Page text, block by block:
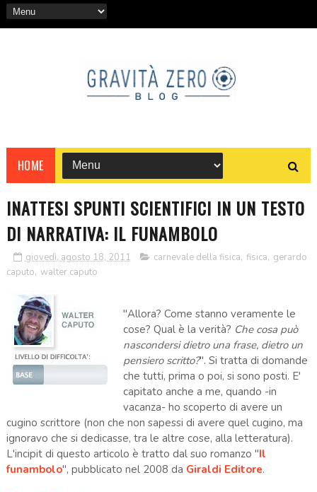
HOME
INATTESI SPUNTI SCIENTIFICI IN UN TESTO
DI NARRATIVA: IL FUNAMBOLO
giovedì, agosto 18, 2011 carnevale della fisica, fisica, gerardo
caputo, walter caputo
"Allora? Come stanno veramente le
cose? Qual è la verità? Che cosa può
nascondersi dietro una frase, dietro un
pensiero scritto?". Si tratta di domande
che tutti, prima o poi, si sono posti. E'
capitato anche a me, quando -in
vacanza- ho scoperto di avere un
cugino scrittore (non che non sapessi di avere quel cugino, ma
ignoravo che si dedicasse, tra le altre cose, alla letteratura).
L'incipit di questo articolo è tratto dal suo romanzo "Il
funambolo", pubblicato nel 2008 da Giraldi Editore.